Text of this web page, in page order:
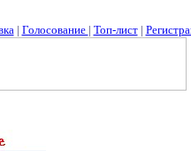
| Голосование | Топ-лист|